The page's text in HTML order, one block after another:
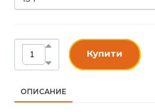
Купити
ОПИСАНИЕ